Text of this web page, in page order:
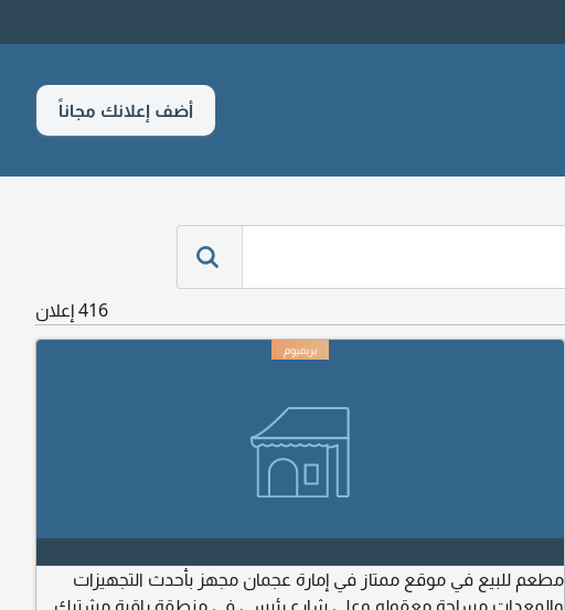
أضف إعلانك مجاناً
416 إعلان
مطعم للبيع في موقع ممتاز في إمارة عجمان مجهز بأحدث التجهيزات